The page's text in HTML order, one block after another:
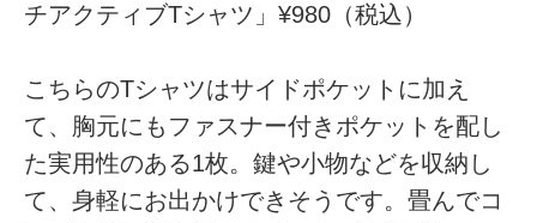
チアクティブTシャツ」¥980（税込）
こちらのTシャツはサイドポケットに加え
て、胸元にもファスナー付きポケットを配し
た実用性のある1枚。鍵や小物などを収納し
て、身軽にお出かけできそうです。畳んでコ